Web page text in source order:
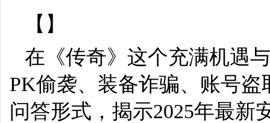
【】
在《传奇》这个充满机遇
PK偷袭、装备诈骗、账号
问答形式，揭示2025年最新